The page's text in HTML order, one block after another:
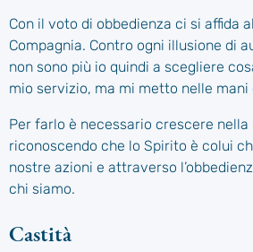
Con il voto di obbedienza ci si affida
Compagnia. Contro ogni illusione di
non sono più io quindi a scegliere
mio servizio, ma mi metto nelle mani
Per farlo è necessario crescere
riconoscendo che lo Spirito è colui
nostre azioni e attraverso
chi siamo.
Castità